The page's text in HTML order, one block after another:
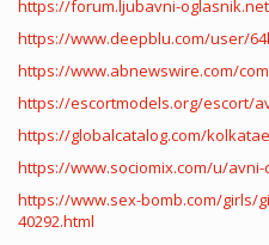
https://forum.ljubavni-
https://www.deepblu.com/user/
https://www.abnewswire.com/
https://escortmodels.org/escort/
https://globalcatalog.com/
https://www.sociomix.com/u/
https://www.sex-bomb.com/girls/
40292.html